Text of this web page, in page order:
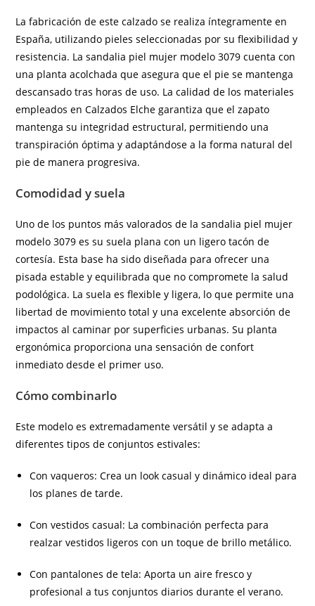
La fabricación de este calzado se realiza íntegramente en
España, utilizando pieles seleccionadas por su flexibilidad y
resistencia. La sandalia piel mujer modelo 3079 cuenta con
una planta acolchada que asegura que el pie se mantenga
descansado tras horas de uso. La calidad de los materiales
empleados en Calzados Elche garantiza que el zapato
mantenga su integridad estructural, permitiendo una
transpiración óptima y adaptándose a la forma natural del
pie de manera progresiva.
Comodidad y suela
Uno de los puntos más valorados de la sandalia piel mujer
modelo 3079 es su suela plana con un ligero tacón de
cortesía. Esta base ha sido diseñada para ofrecer una
pisada estable y equilibrada que no compromete la salud
podológica. La suela es flexible y ligera, lo que permite una
libertad de movimiento total y una excelente absorción de
impactos al caminar por superficies urbanas. Su planta
ergonómica proporciona una sensación de confort
inmediato desde el primer uso.
Cómo combinarlo
Este modelo es extremadamente versátil y se adapta a
diferentes tipos de conjuntos estivales:
Con vaqueros: Crea un look casual y dinámico ideal para
los planes de tarde.
Con vestidos casual: La combinación perfecta para
realzar vestidos ligeros con un toque de brillo metálico.
Con pantalones de tela: Aporta un aire fresco y
profesional a tus conjuntos diarios durante el verano.